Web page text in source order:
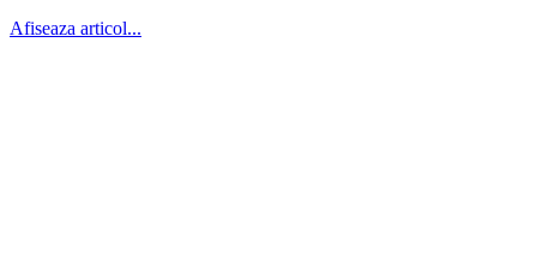
Afiseaza articol...